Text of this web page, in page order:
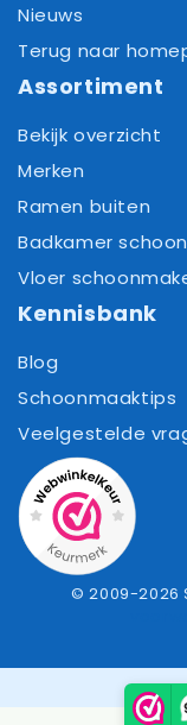
Nieuws
Terug naar
Assortiment
Bekijk overzicht
Merken
Ramen buiten
Badkamer
Vloer
Kennisbank
Blog
Schoonmaaktips
Veelgestelde
© 2009-2026
Item toegevoegd
0,00